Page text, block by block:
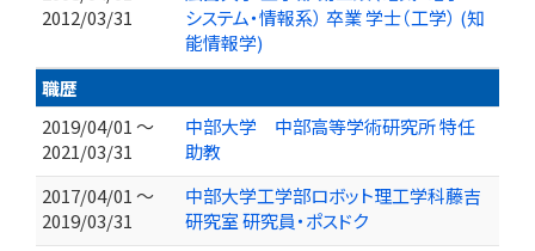
2012/03/31
システム・情報系） 卒業 学士（工学） (知
能情報学)
職歴
2019/04/01 ～
2021/03/31
中部大学 中部高等学術研究所 特任
助教
2017/04/01 ～
2019/03/31
中部大学工学部ロボット理工学科藤吉
研究室 研究員・ポスドク